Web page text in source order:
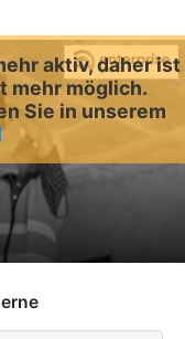
aktiv, daher ist
mehr möglich.
Sie in unserem